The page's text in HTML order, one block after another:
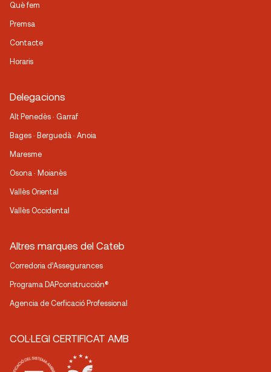
Què fem
Premsa
Contacte
Horaris
Delegacions
Alt Penedès · Garraf
Bages · Berguedà · Anoia
Maresme
Osona · Moianès
Vallès Oriental
Vallès Occidental
Altres marques del Cateb
Corredoria d’Assegurances
Programa DAPconstrucción®
Agencia de Cerficació Professional
COL·LEGI CERTIFICAT AMB